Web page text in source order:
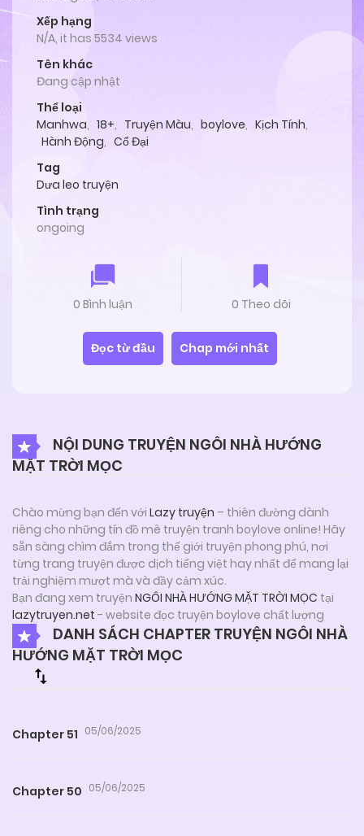
Xếp hạng
N/A, it has 5534 views
Tên khác
Đang cập nhật
Thể loại
Manhwa, 18+, Truyện Màu, boylove, Kịch Tính,
Hành Động, Cổ Đại
Tag
Dưa leo truyện
Tình trạng
ongoing
0 Bình luận 0 Theo dõi
Đọc từ đầu Chap mới nhất
NỘI DUNG TRUYỆN NGÔI NHÀ HƯỚNG
MẶT TRỜI MỌC
Chào mừng bạn đến với Lazy truyện – thiên đường dành
riêng cho những tín đồ mê truyện tranh boylove online! Hãy
sẵn sàng chìm đắm trong thế giới truyện phong phú, nơi
từng trang truyện được dịch tiếng việt hay nhất để mang lại
trải nghiệm mượt mà và đầy cảm xúc.
Bạn đang xem truyện NGÔI NHÀ HƯỚNG MẶT TRỜI MỌC tại
lazytruyen.net - website đọc truyện boylove chất lượng
DANH SÁCH CHAPTER TRUYỆN NGÔI NHÀ
HƯỚNG MẶT TRỜI MỌC
Chapter 51 05/06/2025
Chapter 50 05/06/2025